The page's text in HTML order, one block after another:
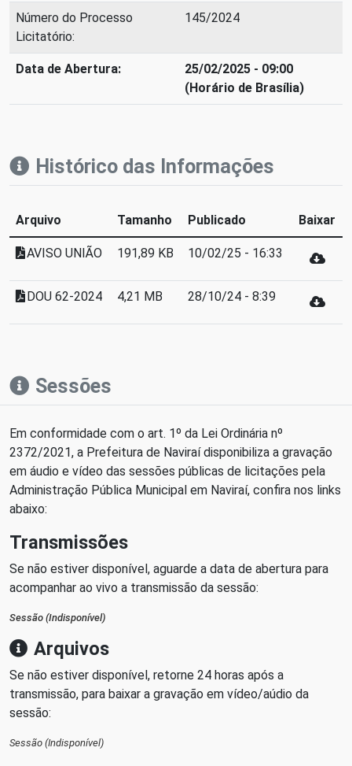
Número do Processo
Licitatório:
145/2024
Data de Abertura:
25/02/2025 - 09:00
(Horário de Brasília)
Histórico das Informações
Arquivo Tamanho Publicado Baixar
AVISO UNIÃO 191,89 KB 10/02/25 - 16:33
DOU 62-2024 4,21 MB 28/10/24 - 8:39
Sessões
Em conformidade com o art. 1º da Lei Ordinária nº
2372/2021, a Prefeitura de Naviraí disponibiliza a gravação
em áudio e vídeo das sessões públicas de licitações pela
Administração Pública Municipal em Naviraí, confira nos links
abaixo:
Transmissões
Se não estiver disponível, aguarde a data de abertura para
acompanhar ao vivo a transmissão da sessão:
Sessão (Indisponível)
Arquivos
Se não estiver disponível, retorne 24 horas após a
transmissão, para baixar a gravação em vídeo/aúdio da
sessão:
Sessão (Indisponível)